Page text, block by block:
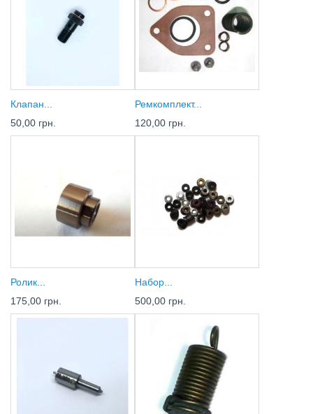
Клапан...
50,00 грн.
Ремкомплект...
120,00 грн.
Ролик...
175,00 грн.
Набор...
500,00 грн.